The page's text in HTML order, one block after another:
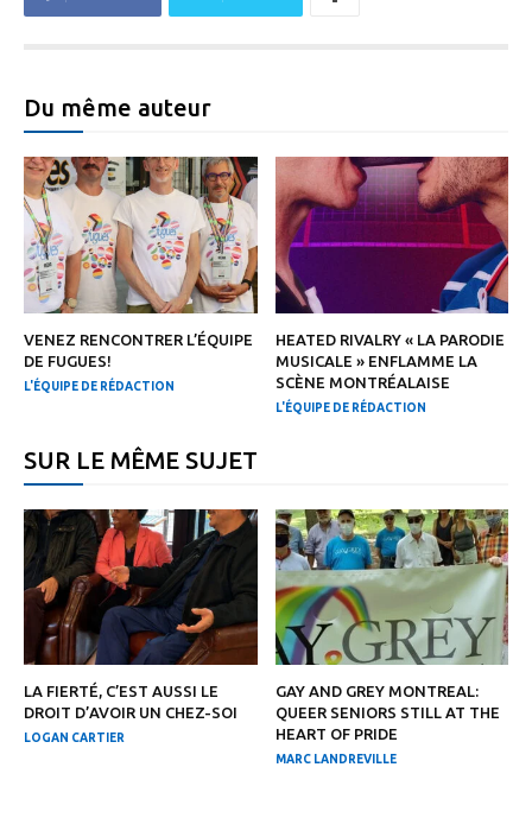
Du même auteur
VENEZ RENCONTRER L’ÉQUIPE
DE FUGUES!
L'ÉQUIPE DE RÉDACTION
HEATED RIVALRY « LA PARODIE
MUSICALE » ENFLAMME LA
SCÈNE MONTRÉALAISE
L'ÉQUIPE DE RÉDACTION
SUR LE MÊME SUJET
LA FIERTÉ, C’EST AUSSI LE
DROIT D’AVOIR UN CHEZ-SOI
LOGAN CARTIER
GAY AND GREY MONTREAL:
QUEER SENIORS STILL AT THE
HEART OF PRIDE
MARC LANDREVILLE